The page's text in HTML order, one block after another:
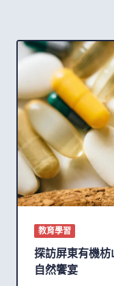
教育學習
探訪屏東有機
自然饗宴